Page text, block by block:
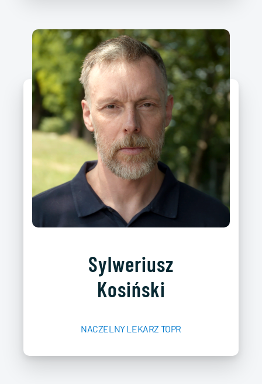
Sylweriusz
Kosiński
NACZELNY LEKARZ TOPR